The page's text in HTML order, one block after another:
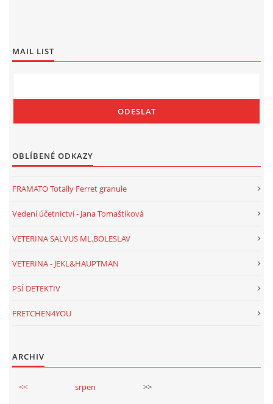
MAIL LIST
OBLÍBENÉ ODKAZY
FRAMATO Totally Ferret granule
Vedení účetnictví - Jana Tomaštíková
VETERINA SALVUS ML.BOLESLAV
VETERINA - JEKL&HAUPTMAN
PSÍ DETEKTIV
FRETCHEN4YOU
ARCHIV
<< srpen
>>